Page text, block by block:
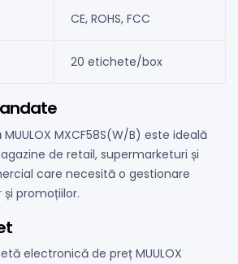
CE, ROHS, FCC
20 etichete/box
MXCF58S(W/B) este ideală
de retail, supermarketuri și
care necesită o gestionare
promoțiilor.
electronică de preț MUULOX